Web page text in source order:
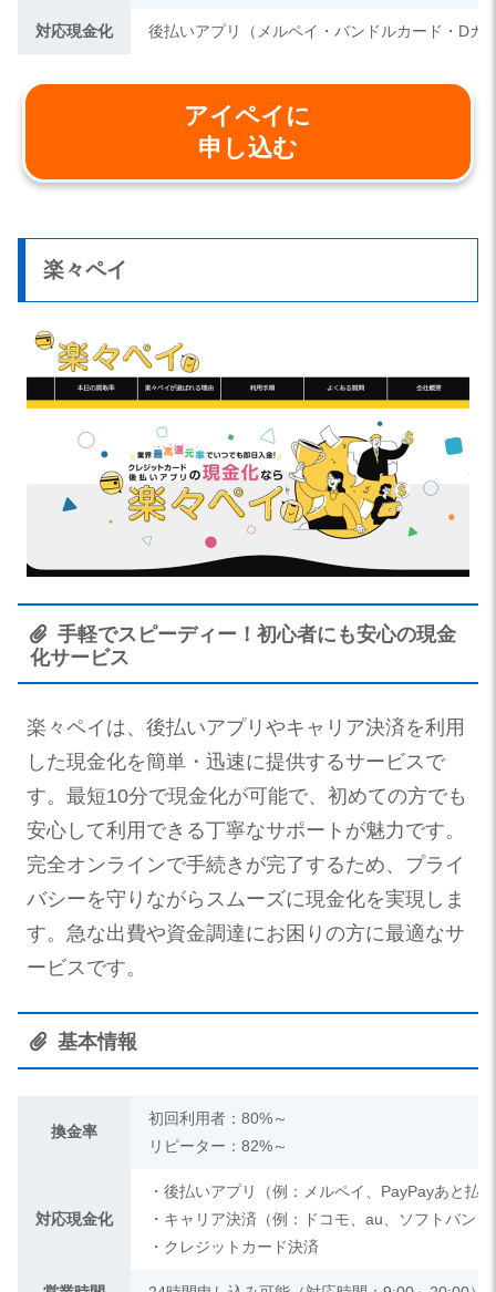
対応現金化 後払いアプリ（メルペイ・バンドルカード・Dカ
アイペイに
申し込む
楽々ペイ
手軽でスピーディー！初心者にも安心の現金
化サービス
楽々ペイは、後払いアプリやキャリア決済を利用
した現金化を簡単・迅速に提供するサービスで
す。最短10分で現金化が可能で、初めての方でも
安心して利用できる丁寧なサポートが魅力です。
完全オンラインで手続きが完了するため、プライ
バシーを守りながらスムーズに現金化を実現しま
す。急な出費や資金調達にお困りの方に最適なサ
ービスです。
基本情報
換金率
初回利用者：80%～
リピーター：82%～
対応現金化
・後払いアプリ（例：メルペイ、PayPayあと払
・キャリア決済（例：ドコモ、au、ソフトバンク
・クレジットカード決済